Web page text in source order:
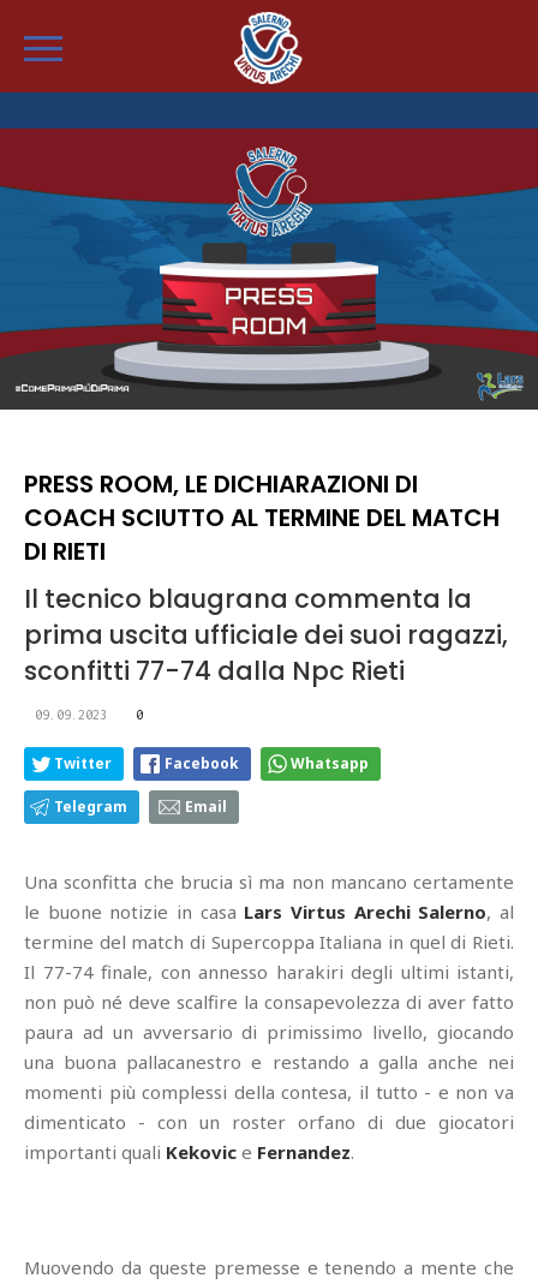
PRESS ROOM, LE DICHIARAZIONI DI
COACH SCIUTTO AL TERMINE DEL MATCH
DI RIETI
Il tecnico blaugrana commenta la
prima uscita ufficiale dei suoi ragazzi,
sconfitti 77-74 dalla Npc Rieti
09.09.2023 0
Twitter Facebook Whatsapp
Telegram Email
Una sconfitta che brucia sì ma non mancano certamente
le buone notizie in casa Lars Virtus Arechi Salerno, al
termine del match di Supercoppa Italiana in quel di Rieti.
Il 77-74 finale, con annesso harakiri degli ultimi istanti,
non può né deve scalfire la consapevolezza di aver fatto
paura ad un avversario di primissimo livello, giocando
una buona pallacanestro e restando a galla anche nei
momenti più complessi della contesa, il tutto - e non va
dimenticato - con un roster orfano di due giocatori
importanti quali Kekovic e Fernandez.
Muovendo da queste premesse e tenendo a mente che